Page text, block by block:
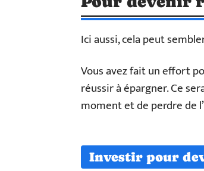
Ici aussi, cela peut
Vous avez fait un effort
réussir à épargner. Ce
moment et de perdre de
Investir pour